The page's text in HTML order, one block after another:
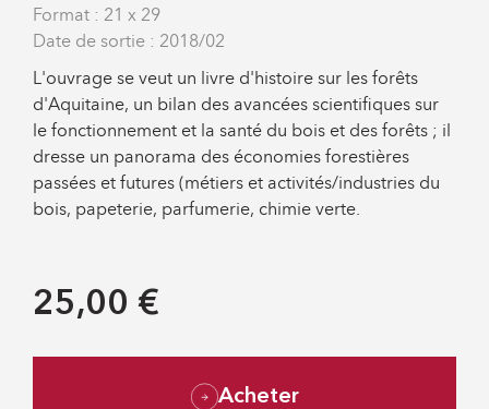
Format : 21 x 29
Date de sortie : 2018/02
L'ouvrage se veut un livre d'histoire sur les forêts
d'Aquitaine, un bilan des avancées scientifiques sur
le fonctionnement et la santé du bois et des forêts ; il
dresse un panorama des économies forestières
passées et futures (métiers et activités/industries du
bois, papeterie, parfumerie, chimie verte.
25,00 €
Acheter